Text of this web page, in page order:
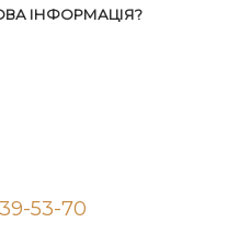
ІНФОРМАЦІЯ?
53-70